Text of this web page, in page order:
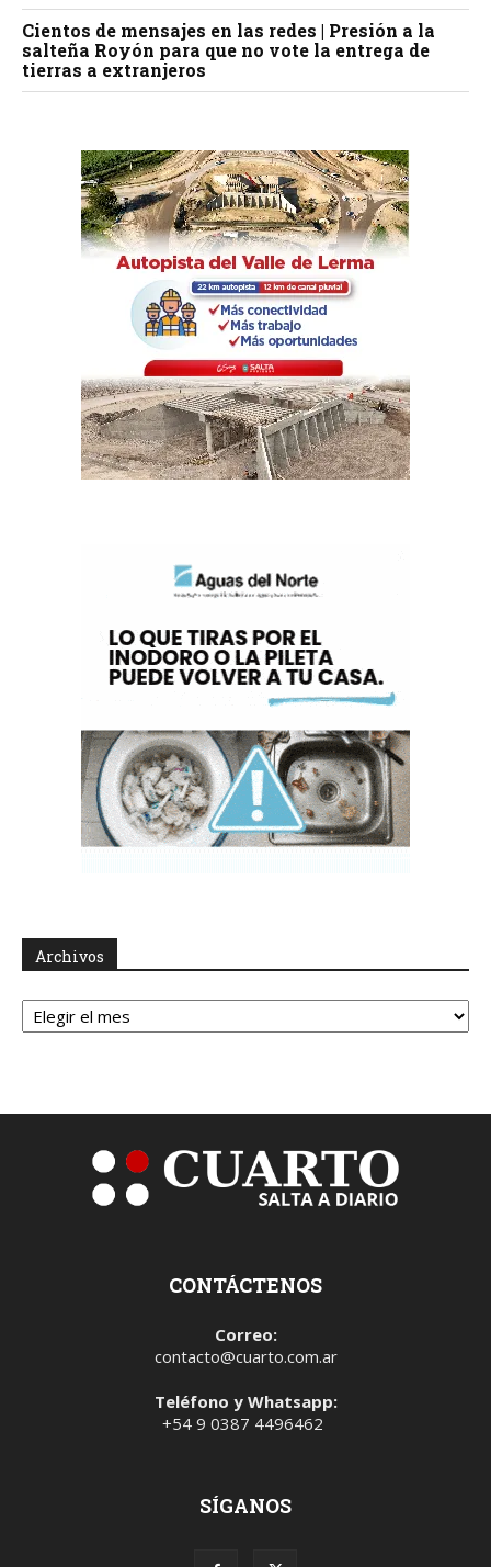
Cientos de mensajes en las redes | Presión a la
salteña Royón para que no vote la entrega de
tierras a extranjeros
Archivos
Archivos
CONTÁCTENOS
Correo:
contacto@cuarto.com.ar
Teléfono y Whatsapp:
+54 9 0387 4496462
SÍGANOS